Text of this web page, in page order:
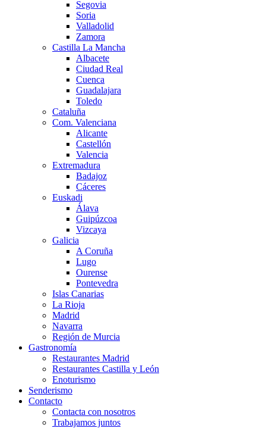
Segovia
Soria
Valladolid
Zamora
Castilla La Mancha
Albacete
Ciudad Real
Cuenca
Guadalajara
Toledo
Cataluña
Com. Valenciana
Alicante
Castellón
Valencia
Extremadura
Badajoz
Cáceres
Euskadi
Álava
Guipúzcoa
Vizcaya
Galicia
A Coruña
Lugo
Ourense
Pontevedra
Islas Canarias
La Rioja
Madrid
Navarra
Región de Murcia
Gastronomía
Restaurantes Madrid
Restaurantes Castilla y León
Enoturismo
Senderismo
Contacto
Contacta con nosotros
Trabajamos juntos